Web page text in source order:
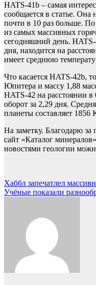
HATS-41b – самая
сообщается в статье.
почти в 10 раз больше.
из самых массивных
сегодняшний день.
дня, находится на
имеет среднюю
Что касается HATS-42b,
Юпитера и массу 1,88
HATS-42 на расстоянии
оборот за 2,29 дня.
планеты составляет 1856
На заметку. Благодарю
сайт «Каталог
новостями геологии
Навигация
по
Хаббл запечатлел
Учёные показали